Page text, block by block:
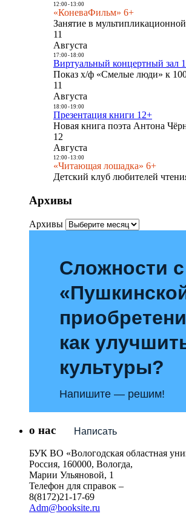
12:00- 13:00
«КоневаФильм» 6+
Занятие в
11
Августа
17:00- 18:00
Виртуальный концертный зал
Показ х/ф «Смелые люди» к
11
Августа
18:00- 19:00
Презентация книги 12+
Новая книга поэта Антона
12
Августа
12:00- 13:00
«Читающая лошадка» 6+
Детский клуб любителей
Архивы
Архивы
Сложности
как
культуры?
Напишите — решим!
Написать
о нас
БУК ВО «Вологодская областная
Россия, 160000, Вологда,
Марии Ульяновой, 1
Телефон для справок –
8(8172)21-17-69
Adm@booksite.ru